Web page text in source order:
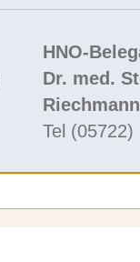
HNO-
Dr. med.
Riechmann
Tel (05722)